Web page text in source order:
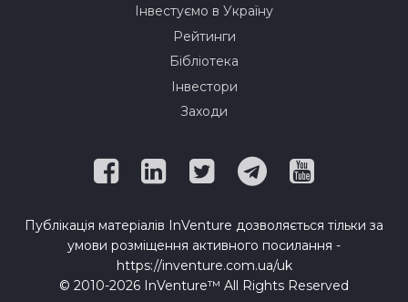
Інвестуємо в Україну
Рейтинги
Бібліотека
Інвестори
Заходи
Публікація матеріалів InVenture дозволяється тільки за
умови розміщення активного посилання -
https://inventure.com.ua/uk
© 2010-2026 InVenture™ All Rights Reserved